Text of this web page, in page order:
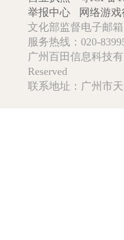
举报中心
网络游
文化部监督电子邮
服务热线：020-
广州百田信息科技
Reserved
联系地址：广州市